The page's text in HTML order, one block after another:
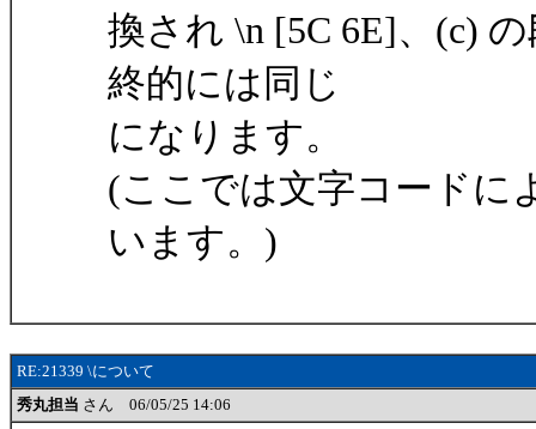
換され \n [5C 6E]、(c)
終的には同じ
になります。
(ここでは文字コードに
います。)
RE:21339 \について
秀丸担当 さん 06/05/25 14:06